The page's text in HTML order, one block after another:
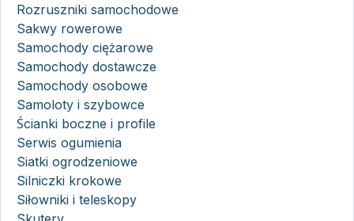
Rozruszniki samochodowe
Sakwy rowerowe
Samochody ciężarowe
Samochody dostawcze
Samochody osobowe
Samoloty i szybowce
Ścianki boczne i profile
Serwis ogumienia
Siatki ogrodzeniowe
Silniczki krokowe
Siłowniki i teleskopy